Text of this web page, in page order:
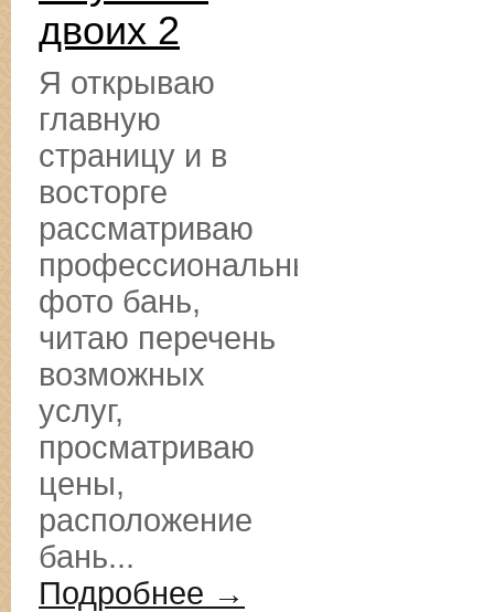
двоих 2
Я открываю
главную
страницу и в
восторге
рассматриваю
профессиональные
фото бань,
читаю перечень
возможных
услуг,
просматриваю
цены,
расположение
бань...
Подробнее →